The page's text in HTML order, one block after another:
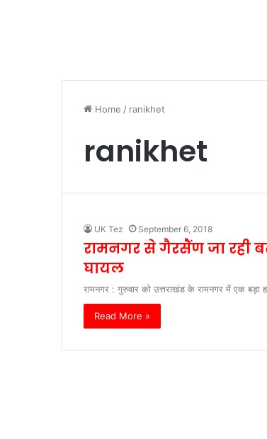
Home / ranikhet
ranikhet
UK Tez September 6, 2018
रामनगर से गैरसैंण जा रही
घायल
रामनगर : गुरुवार को उत्तराखंड के रामनगर में एक बड़ा
Read More »